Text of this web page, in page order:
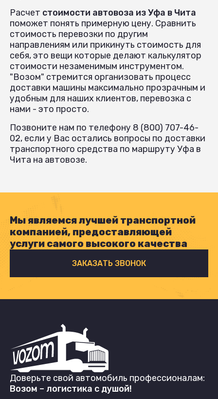
Расчет стоимости автовоза из Уфа в Чита
поможет понять примерную цену. Сравнить
стоимость перевозки по другим
направлениям или прикинуть стоимость для
себя, это вещи которые делают калькулятор
стоимости незаменимым инструментом.
"Возом" стремится организовать процесс
доставки машины максимально прозрачным и
удобным для наших клиентов, перевозка с
нами - это просто.
Позвоните нам по телефону 8 (800) 707-46-
02, если у Вас остались вопросы по доставки
транспортного средства по маршруту Уфа в
Чита на автовозе.
Мы являемся лучшей транспортной
компанией, предоставляющей
услуги самого высокого качества
ЗАКАЗАТЬ ЗВОНОК
Доверьте свой автомобиль профессионалам:
Возом – логистика с душой!